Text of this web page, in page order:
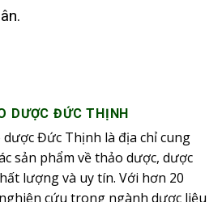
DƯỢC ĐỨC THỊNH
dược Đức Thịnh là địa chỉ cung
sản phẩm về thảo dược, dược
lượng và uy tín. Với hơn 20
cứu trong ngành dược liệu